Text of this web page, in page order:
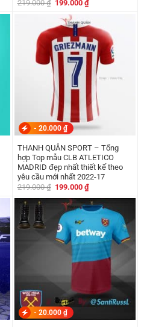
219.000₫ Giá
là:
219.000 ₫.
199.000₫Giá
là:
199.000 ₫.
- 20.000 ₫
THANH QUÂN SPORT – Tổng
hợp Top mẫu CLB ATLETICO
MADRID đẹp nhất thiết kế theo
yêu cầu mới nhất 2022-17
219.000₫ Giá
là:
219.000 ₫.
199.000₫Giá
tại
là:
199.000 ₫.
- 20.000 ₫